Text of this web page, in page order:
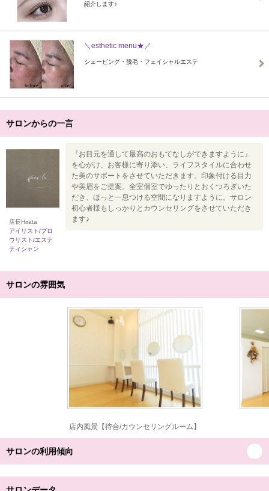
紹介します♪
＼esthetic menu★／
シェービング・脱毛・フェイシャルエステ
サロンからの一言
店長Hirata
アイリスト/ブロ
ウリスト/エステ
ティシャン
『お目元を通して最高のおもてなしができますように』
を心がけ、お客様に寄り添い、ライフスタイルに合わせ
た美のサポートをさせていただきます。印象付ける目力
や美眉をご提案。全室個室でゆったりとおくつろぎいた
だき、ほっと一息つける空間になりますように。サロン
初心者様もしっかりとカウンセリングをさせていただき
ます♪
サロンの雰囲気
店内風景【待合/カウンセリングルーム】
サロンの利用傾向